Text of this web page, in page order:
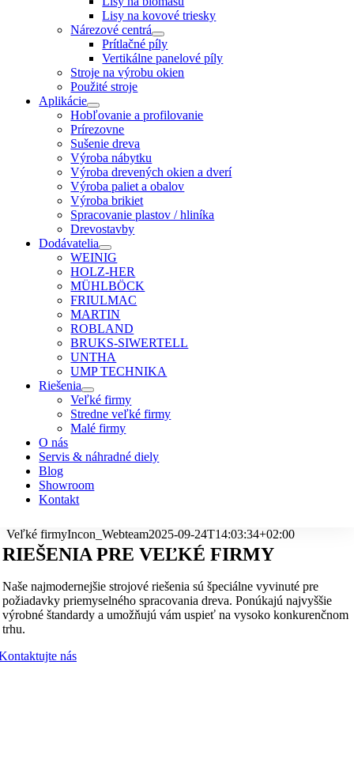
Lisy na kovové triesky
Nárezové centrá
Prítlačné píly
Vertikálne panelové píly
Stroje na výrobu okien
Použité stroje
Aplikácie
Hobľovanie a profilovanie
Prírezovne
Sušenie dreva
Výroba nábytku
Výroba drevených okien a dverí
Výroba paliet a obalov
Výroba brikiet
Spracovanie plastov / hliníka
Drevostavby
Dodávatelia
WEINIG
HOLZ-HER
MÜHLBÖCK
FRIULMAC
MARTIN
ROBLAND
BRUKS-SIWERTELL
UNTHA
UMP TECHNIKA
Riešenia
Veľké firmy
Stredne veľké firmy
Malé firmy
O nás
Servis & náhradné diely
Blog
Showroom
Kontakt
Veľké firmyIncon_Webteam2025-09-24T14:03:34+02:00
RIEŠENIA PRE VEĽKÉ FIRMY
Naše najmodernejšie strojové riešenia sú špeciálne vyvinuté pre
požiadavky priemyselného spracovania dreva. Ponúkajú najvyššie
výrobné štandardy a umožňujú vám uspieť na vysoko konkurenčnom
trhu.
nás